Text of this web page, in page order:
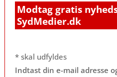
Modtag gratis
SydMedier.dk
*skal udfyldes
Indtast din e-mail adresse